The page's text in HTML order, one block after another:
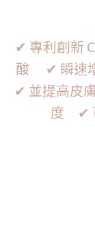
✔ 專利創新
酸 ✔ 瞬速
✔ 並提高皮
度 ✔